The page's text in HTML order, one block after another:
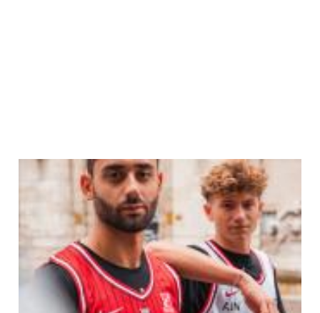
Ensemble, sur le
parquet comme sur nos
chantiers